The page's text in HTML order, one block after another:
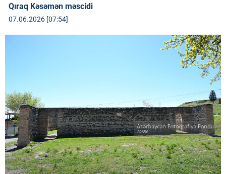
Qıraq Kəsəmən məscidi
07.06.2026 [07:54]